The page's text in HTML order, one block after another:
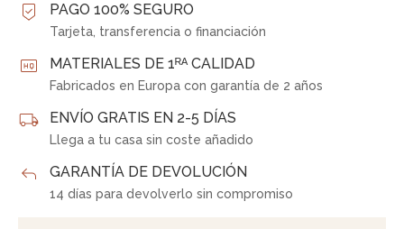
PAGO 100% SEGURO
Tarjeta, transferencia o financiación
MATERIALES DE 1ᴿᴬ CALIDAD
Fabricados en Europa con garantía de 2 años
ENVÍO GRATIS EN 2-5 DÍAS
Llega a tu casa sin coste añadido
GARANTÍA DE DEVOLUCIÓN
14 días para devolverlo sin compromiso